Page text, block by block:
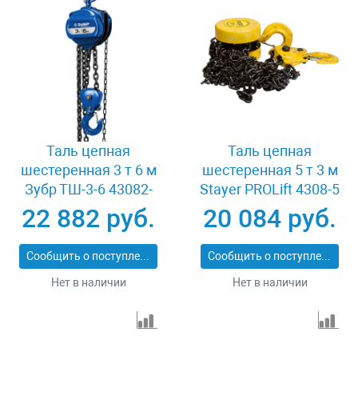
Таль цепная
шестеренная 3 т 6 м
Зубр ТШ-3-6 43082-
3_z01
22 882 руб.
Сообщить о поступлении
Нет в наличии
Таль цепная
шестеренная 5 т 3 м
Stayer PROLift 4308-5
20 084 руб.
Сообщить о поступлении
Нет в наличии